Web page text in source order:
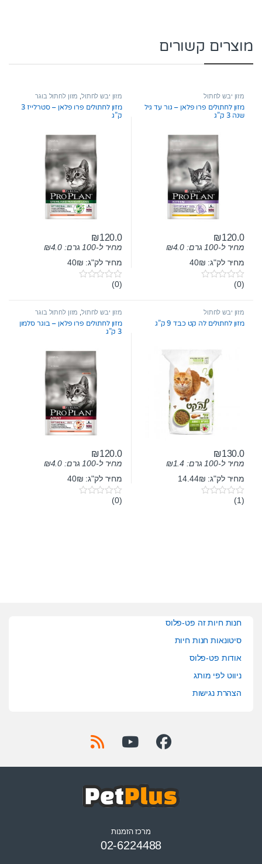
מוצרים קשורים
מזון יבש לחתול
מזון לחתולים פרו פלאן – גור עד גיל
שנה 3 ק”ג
₪120.0
מחיר ל-100 גרם: ₪4.0
מחיר לק"ג: 40₪
0
t
f
(0)
מזון יבש לחתול מזון לחתול בוגר
מזון לחתולים פרו פלאן – סטרלייז 3
ק”ג
₪120.0
מחיר ל-100 גרם: ₪4.0
מחיר לק"ג: 40₪
0
t
f
5
(0)
מזון יבש לחתול
מזון לחתולים לה קט כבד 9 ק”ג
₪130.0
מחיר ל-100 גרם: ₪1.4
מחיר לק"ג: 14.44₪
0(1)
מזון יבש לחתול מזון לחתול בוגר
מזון לחתולים פרו פלאן – בוגר סלמון
3 ק”ג
₪120.0
מחיר ל-100 גרם: ₪4.0
מחיר לק"ג: 40₪
0(0)
חנות חיות זה פט-פלוס
סיטונאות חנות חיות
אודות פט-פלוס
ניווט לפי מותג
הצהרת נגישות
מרכז הזמנות
02-6224488